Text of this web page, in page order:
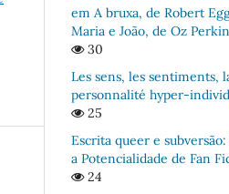
em A bruxa, de Robert
Maria e João, de Oz
30
Les sens, les sentiments,
personnalité hyper-
25
Escrita queer e
a Potencialidade de Fan
24